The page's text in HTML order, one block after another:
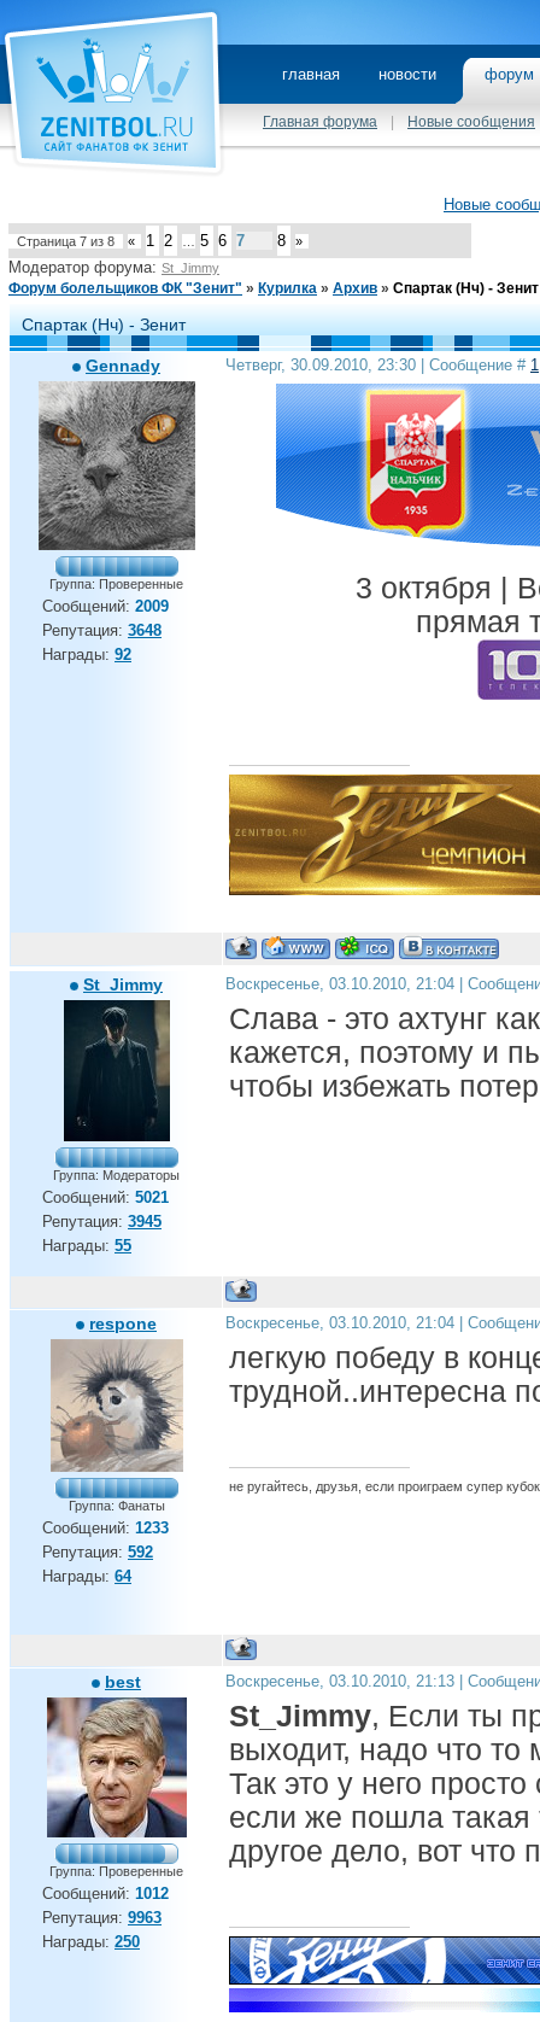
главная новости
Главная форума Новые сообщения
Новые
Страница 7 из 8 « 1 2 5 6 7 8 »
Модератор форума: St_Jimmy
Форум болельщиков ФК "Зенит" » Курилка » Архив » Спартак (Нч) - Зенит
Спартак (Нч) - Зенит
Gennady
Группа: Проверенные
Сообщений: 2009
Репутация: 3648
Награды: 92
Четверг, 30.09.2010, 23:30 | Сообщение # 1
3 октября |
прямая
St_Jimmy
Группа: Модераторы
Сообщений: 5021
Репутация: 3945
Награды: 55
Воскресенье, 03.10.2010, 21:04 |
Слава - это ахтунг
кажется, поэтому и
чтобы избежать
respone
Группа: Фанаты
Сообщений: 1233
Репутация: 592
Награды: 64
Воскресенье, 03.10.2010, 21:04 |
легкую победу в
трудной..интересна
не ругайтесь, друзья, если проиграем супер
best
Группа: Проверенные
Сообщений: 1012
Репутация: 9963
Награды: 250
Воскресенье, 03.10.2010, 21:13 |
St_Jimmy, Если ты
выходит, надо что то
Так это у него
если же пошла такая
другое дело, вот что